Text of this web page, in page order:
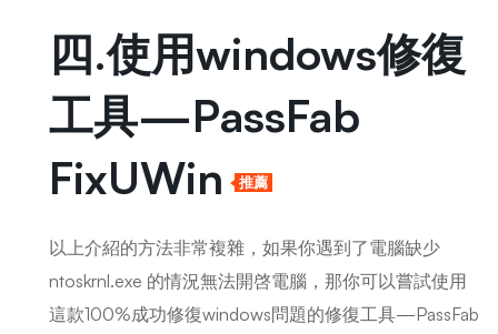
四.使用windows修復
工具—PassFab
FixUWin
推薦
以上介紹的方法非常複雜，如果你遇到了電腦缺少
ntoskrnl.exe 的情況無法開啓電腦，那你可以嘗試使用
這款100%成功修復windows問題的修復工具—PassFab